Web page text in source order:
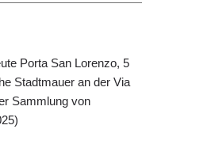
Porta San Lorenzo, 5
Stadtmauer an der Via
Sammlung von